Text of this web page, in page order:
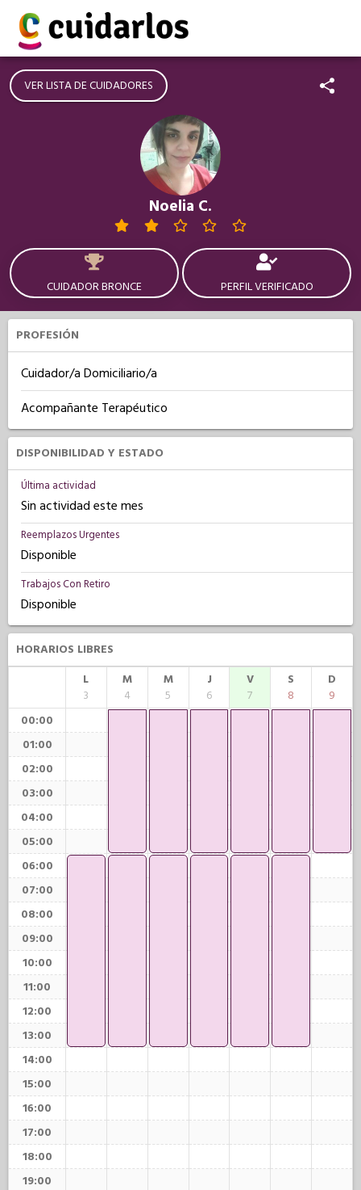
VER LISTA DE CUIDADORES
Noelia C.
CUIDADOR BRONCE PERFIL VERIFICADO
PROFESIÓN
Cuidador/a Domiciliario/a
Acompañante Terapéutico
DISPONIBILIDAD Y ESTADO
Última actividad
Sin actividad este mes
Reemplazos Urgentes
Disponible
Trabajos Con Retiro
Disponible
HORARIOS LIBRES
L
3
M
4
M
5
J
6
V
7
S
8
D
9
00:00
01:00
02:00
03:00
04:00
05:00
06:00
07:00
08:00
09:00
10:00
11:00
12:00
13:00
14:00
15:00
16:00
17:00
18:00
19:00